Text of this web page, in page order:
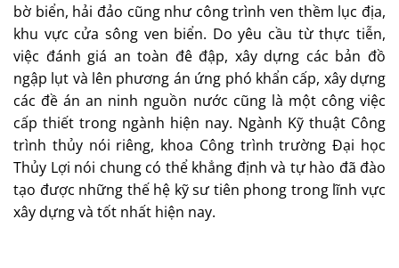
bờ biển, hải đảo cũng như công trình ven thềm lục địa,
khu vực cửa sông ven biển. Do yêu cầu từ thực tiễn,
việc đánh giá an toàn đê đập, xây dựng các bản đồ
ngập lụt và lên phương án ứng phó khẩn cấp, xây dựng
các đề án an ninh nguồn nước cũng là một công việc
cấp thiết trong ngành hiện nay. Ngành Kỹ thuật Công
trình thủy nói riêng, khoa Công trình trường Đại học
Thủy Lợi nói chung có thể khẳng định và tự hào đã đào
tạo được những thế hệ kỹ sư tiên phong trong lĩnh vực
xây dựng và tốt nhất hiện nay.